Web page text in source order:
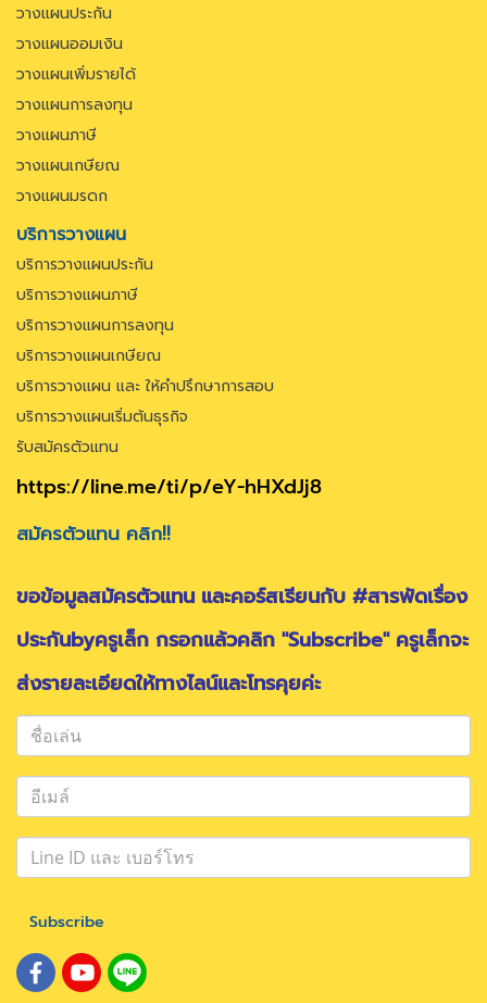
วางแผนประกัน
วางแผนออมเงิน
วางแผนเพิ่มรายได้
วางแผนการลงทุน
วางแผนภาษี
วางแผนเกษียณ
วางแผนมรดก
บริการวางแผน
บริการวางแผนประกัน
บริการวางแผนภาษี
บริการวางแผนการลงทุน
บริการวางแผนเกษียณ
บริการวางแผน และ ให้คำปรึกษาการสอบ
บริการวางแผนเริ่มต้นธุรกิจ
รับสมัครตัวแทน
https://line.me/ti/p/eY-hHXdJj8
สมัครตัวแทน คลิก!!
ขอข้อมูลสมัครตัวแทน และคอร์สเรียนกับ #สารพัดเรื่อง
ประกันbyครูเล็ก กรอกแล้วคลิก "Subscribe" ครูเล็กจะ
ส่งรายละเอียดให้ทางไลน์และโทรคุยค่ะ
Subscribe